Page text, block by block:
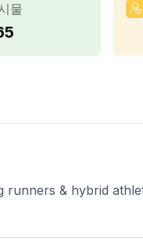
물
& hybrid